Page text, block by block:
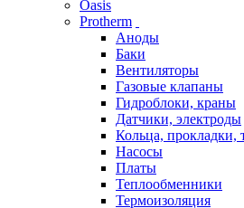
Oasis
Protherm
Аноды
Баки
Вентиляторы
Газовые клапаны
Гидроблоки, краны
Датчики, электроды
Кольца, прокладки,
Насосы
Платы
Теплообменники
Термоизоляция